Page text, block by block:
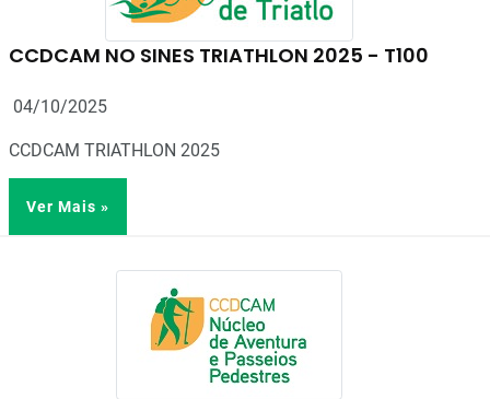
CCDCAM NO SINES TRIATHLON 2025 - T100
04/10/2025
CCDCAM TRIATHLON 2025
Ver Mais »